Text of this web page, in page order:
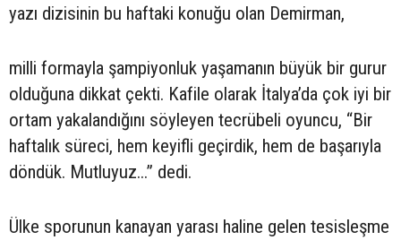
yazı dizisinin bu haftaki konuğu olan Demirman,
milli formayla şampiyonluk yaşamanın büyük bir gurur
olduğuna dikkat çekti. Kafile olarak İtalya’da çok iyi bir
ortam yakalandığını söyleyen tecrübeli oyuncu, “Bir
haftalık süreci, hem keyifli geçirdik, hem de başarıyla
döndük. Mutluyuz...” dedi.
Ülke sporunun kanayan yarası haline gelen tesisleşme